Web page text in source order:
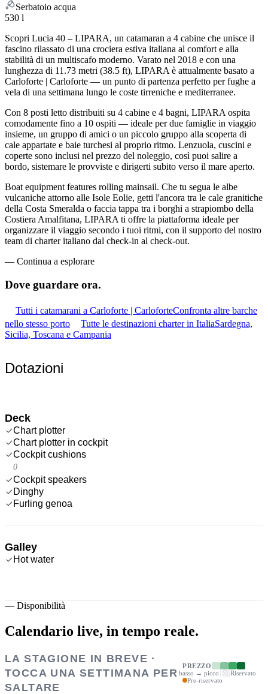
Serbatoio acqua
530 l
Scopri Lucia 40 – LIPARA, un catamaran a 4 cabine che unisce il
fascino rilassato di una crociera estiva italiana al comfort e alla
stabilità di un multiscafo moderno. Varato nel 2018 e con una
lunghezza di 11.73 metri (38.5 ft), LIPARA è attualmente basato a
Carloforte | Carloforte — un punto di partenza perfetto per fughe a
vela di una settimana lungo le coste tirreniche e mediterranee.
Con 8 posti letto distribuiti su 4 cabine e 4 bagni, LIPARA ospita
comodamente fino a 10 ospiti — ideale per due famiglie in viaggio
insieme, un gruppo di amici o un piccolo gruppo alla scoperta di
cale appartate e baie turchesi al proprio ritmo. Lenzuola, cuscini e
coperte sono inclusi nel prezzo del noleggio, così puoi salire a
bordo, sistemare le provviste e dirigerti subito verso il mare aperto.
Boat equipment features rolling mainsail. Che tu segua le albe
vulcaniche attorno alle Isole Eolie, getti l'ancora tra le cale granitiche
della Costa Smeralda o faccia tappa tra i borghi a strapiombo della
Costiera Amalfitana, LIPARA ti offre la piattaforma ideale per
organizzare il viaggio secondo i tuoi ritmi, con il supporto del nostro
team di charter italiano dal check-in al check-out.
— Continua a esplorare
Dove guardare ora.
Tutti i catamarani a Carloforte | CarloforteConfronta altre barche
nello stesso porto
Tutte le destinazioni charter in ItaliaSardegna,
Sicilia, Toscana e Campania
Dotazioni
Deck
Chart plotter
Chart plotter in cockpit
Cockpit cushions
0
Cockpit speakers
Dinghy
Furling genoa
Galley
Hot water
— Disponibilità
Calendario live, in tempo reale.
LA STAGIONE IN BREVE ·
TOCCA UNA SETTIMANA PER
SALTARE
PREZZO
basso → picco
Riservato
Pre-riservato